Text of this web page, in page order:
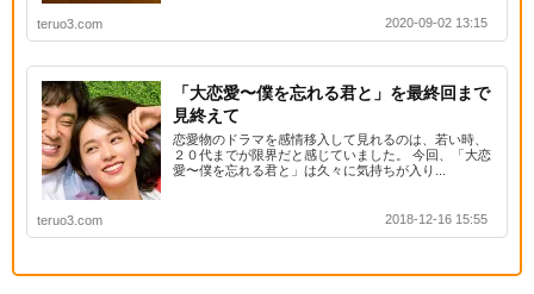
teruo3.com 2020-09-02 13:15
「大恋愛〜僕を忘れる君と」を最終回まで
見終えて
恋愛物のドラマを感情移入して見れるのは、若い時、
２０代までが限界だと感じていました。 今回、「大恋
愛〜僕を忘れる君と」は久々に気持ちが入り...
teruo3.com 2018-12-16 15:55